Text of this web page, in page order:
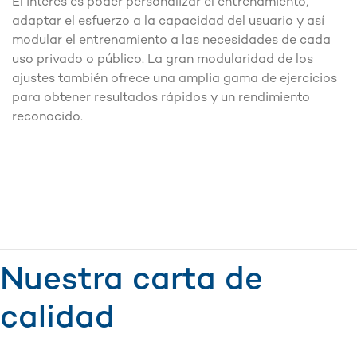
El interés es poder personalizar el entrenamiento,
adaptar el esfuerzo a la capacidad del usuario y así
modular el entrenamiento a las necesidades de cada
uso privado o público. La gran modularidad de los
ajustes también ofrece una amplia gama de ejercicios
para obtener resultados rápidos y un rendimiento
reconocido.
Nuestra carta de
calidad